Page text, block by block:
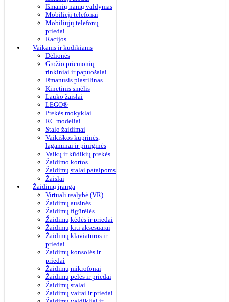
Išmanių namų valdymas
Mobilieji telefonai
Mobiliųjų telefonų
priedai
Racijos
Vaikams ir kūdikiams
Dėlionės
Grožio priemonių
rinkiniai ir papuošalai
Išmanusis plastilinas
Kinetinis smėlis
Lauko žaislai
LEGO®
Prekės mokyklai
RC modeliai
Stalo žaidimai
Vaikiškos kuprinės,
lagaminai ir piniginės
Vaikų ir kūdikių prekės
Žaidimo kortos
Žaidimų stalai patalpoms
Žaislai
Žaidimų įranga
Virtuali realybė (VR)
Žaidimų ausinės
Žaidimų figūrėlės
Žaidimų kėdės ir priedai
Žaidimų kiti aksesuarai
Žaidimų klaviatūros ir
priedai
Žaidimų konsolės ir
priedai
Žaidimų mikrofonai
Žaidimų pelės ir priedai
Žaidimų stalai
Žaidimų vairai ir priedai